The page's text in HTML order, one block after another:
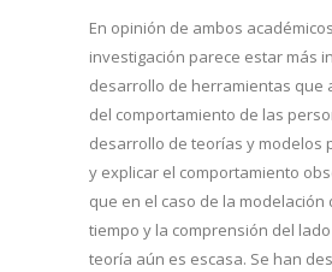
En opinión de ambos
investigación parece estar más
desarrollo de herramientas que
del comportamiento de las
desarrollo de teorías y modelos
y explicar el comportamiento
que en el caso de la modelación
tiempo y la comprensión del
teoría aún es escasa. Se han